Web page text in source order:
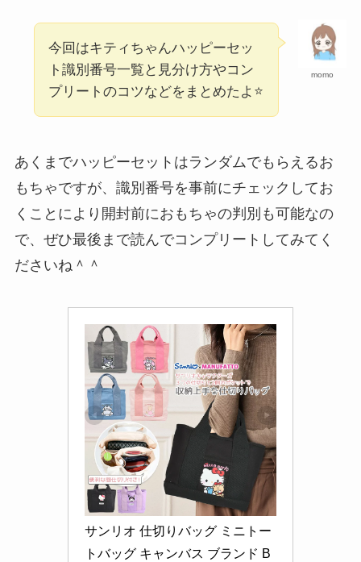
momo
今回はキティちゃんハッピーセッ
ト識別番号一覧と見分け方やコン
プリートのコツなどをまとめたよ⭐️
あくまでハッピーセットはランダムでもらえるお
もちゃですが、識別番号を事前にチェックしてお
くことにより開封前におもちゃの判別も可能なの
で、ぜひ最後まで読んでコンプリートしてみてく
ださいね＾＾
サンリオ 仕切りバッグ ミニトー
トバッグ キャンバス ブランド B